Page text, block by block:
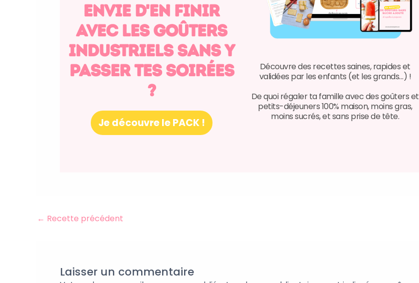
envie d'en finir
avec les goûters
industriels sans y
passer tes soirées
?
Je découvre le PACK !
Découvre des recettes saines, rapides et
validées par les enfants (et les grands…) !
De quoi régaler ta famille avec des goûters et
petits-déjeuners 100% maison, moins gras,
moins sucrés, et sans prise de tête.
← Recette précédent
Laisser un commentaire